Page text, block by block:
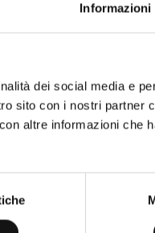
Informazioni
dei social media e
sito con i nostri partner
altre informazioni che